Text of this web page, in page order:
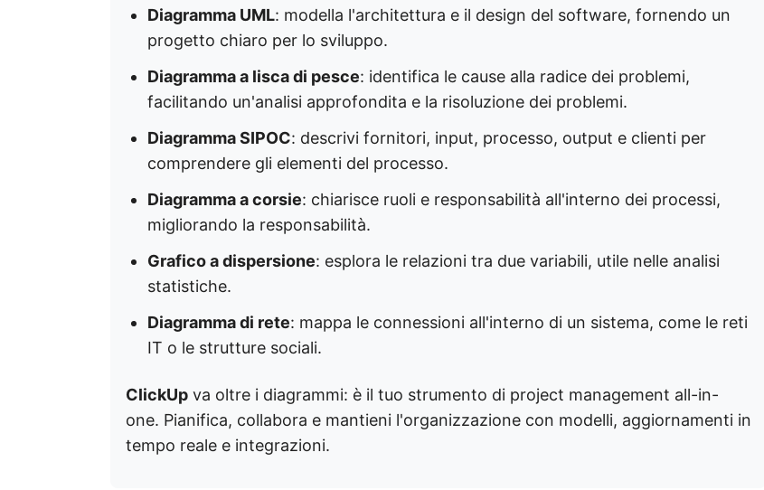
Diagramma UML: modella l'architettura e il design del software, fornendo un
progetto chiaro per lo sviluppo. ​
Diagramma a lisca di pesce: identifica le cause alla radice dei problemi,
facilitando un'analisi approfondita e la risoluzione dei problemi. ​
Diagramma SIPOC: descrivi fornitori, input, processo, output e clienti per
comprendere gli elementi del processo. ​
Diagramma a corsie: chiarisce ruoli e responsabilità all'interno dei processi,
migliorando la responsabilità. ​
Grafico a dispersione: esplora le relazioni tra due variabili, utile nelle analisi
statistiche. ​
Diagramma di rete: mappa le connessioni all'interno di un sistema, come le reti
IT o le strutture sociali.
ClickUp va oltre i diagrammi: è il tuo strumento di project management all-in-
one. Pianifica, collabora e mantieni l'organizzazione con modelli, aggiornamenti in
tempo reale e integrazioni.